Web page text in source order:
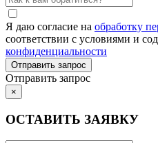
Я даю согласие на обработку
соответствии с условиями и
конфиденциальности
Отправить запрос
×
ОСТАВИТЬ ЗАЯВКУ